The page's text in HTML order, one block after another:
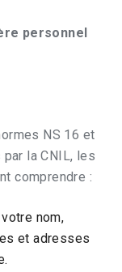
personnel
NS 16 et
la CNIL, les
comprendre :
nom,
et adresses